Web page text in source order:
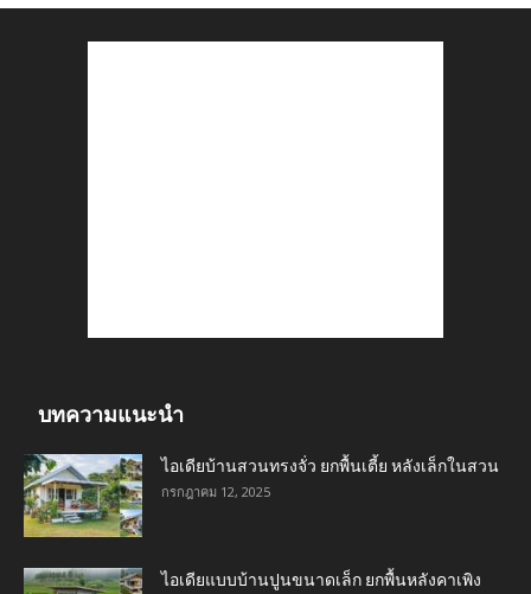
บทความแนะนำ
ไอเดียบ้านสวนทรงจั่ว ยกพื้นเตี้ย หลังเล็กในสวน
กรกฎาคม 12, 2025
ไอเดียแบบบ้านปูนขนาดเล็ก ยกพื้นหลังคาเพิง